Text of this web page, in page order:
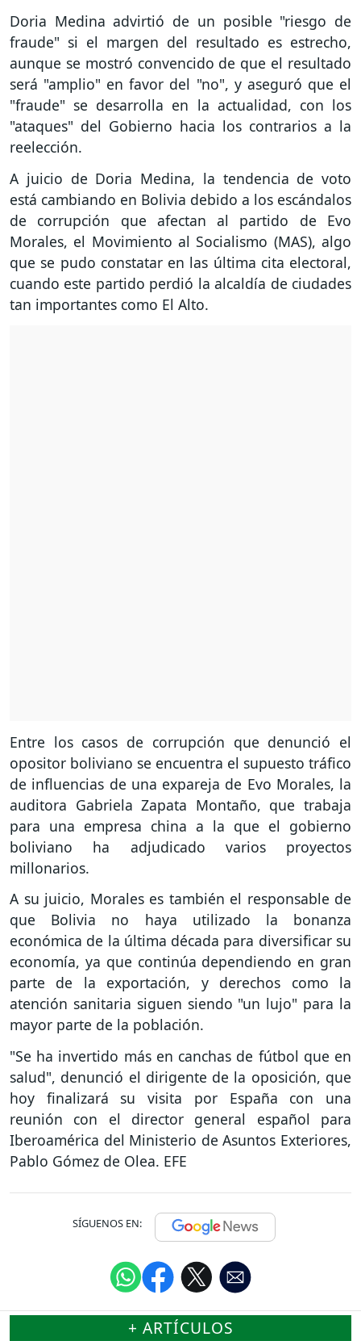
Doria Medina advirtió de un posible "riesgo de
fraude" si el margen del resultado es estrecho,
aunque se mostró convencido de que el resultado
será "amplio" en favor del "no", y aseguró que el
"fraude" se desarrolla en la actualidad, con los
"ataques" del Gobierno hacia los contrarios a la
reelección.
A juicio de Doria Medina, la tendencia de voto
está cambiando en Bolivia debido a los escándalos
de corrupción que afectan al partido de Evo
Morales, el Movimiento al Socialismo (MAS), algo
que se pudo constatar en las última cita electoral,
cuando este partido perdió la alcaldía de ciudades
tan importantes como El Alto.
Entre los casos de corrupción que denunció el
opositor boliviano se encuentra el supuesto tráfico
de influencias de una expareja de Evo Morales, la
auditora Gabriela Zapata Montaño, que trabaja
para una empresa china a la que el gobierno
boliviano ha adjudicado varios proyectos
millonarios.
A su juicio, Morales es también el responsable de
que Bolivia no haya utilizado la bonanza
económica de la última década para diversificar su
economía, ya que continúa dependiendo en gran
parte de la exportación, y derechos como la
atención sanitaria siguen siendo "un lujo" para la
mayor parte de la población.
"Se ha invertido más en canchas de fútbol que en
salud", denunció el dirigente de la oposición, que
hoy finalizará su visita por España con una
reunión con el director general español para
Iberoamérica del Ministerio de Asuntos Exteriores,
Pablo Gómez de Olea. EFE
SÍGUENOS EN:
+ ARTÍCULOS